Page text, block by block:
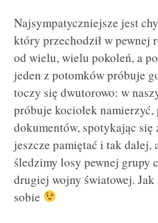
Najsympatyczniejsze jest
który przechodził w pewnej
od wielu, wielu pokoleń, a
jeden z potomków próbuje
toczy się dwutorowo: w
próbuje kociołek
dokumentów, spotykając
jeszcze pamiętać i tak dalej,
śledzimy losy pewnej grupy
drugiej wojny światowej.
sobie